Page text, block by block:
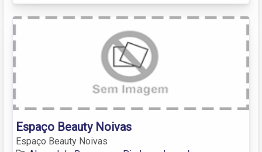
Espaço Beauty Noivas
Espaço Beauty Noivas